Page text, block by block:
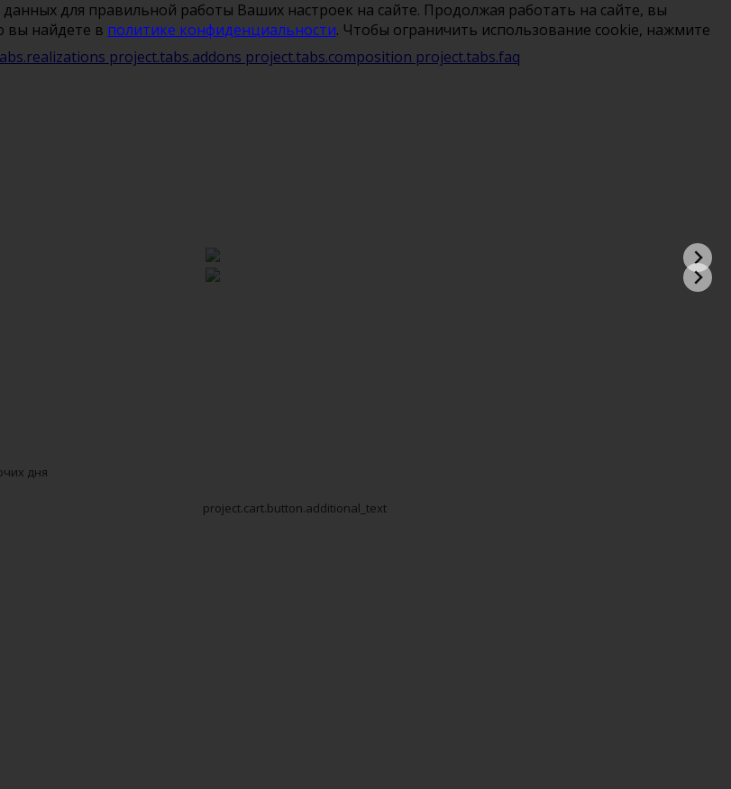
project.tabs.addons project.tabs.composition project.tabs.faq
дня
project.cart.button.additional_text
для правильной работы Ваших настроек на сайте. Продолжая работать на сайте, вы
вы найдете в политике конфиденциальности. Чтобы ограничить использование cookie, нажмите